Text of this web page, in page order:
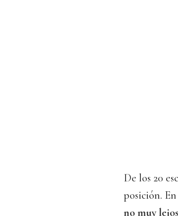
De los 20
posición.
no muy